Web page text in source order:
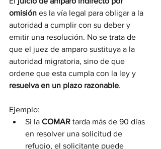
omisión es la vía legal para obligar a la
autoridad a cumplir con su deber y
emitir una resolución. No se trata de
que el juez de amparo sustituya a la
autoridad migratoria, sino de que
ordene que esta cumpla con la ley y
resuelva en un plazo razonable.
Ejemplo:
Si la COMAR tarda más de 90 días
en resolver una solicitud de
refugio, el solicitante puede